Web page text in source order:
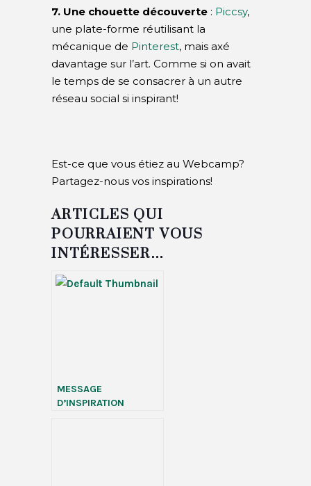
7. Une chouette découverte : Piccsy,
une plate-forme réutilisant la
mécanique de Pinterest, mais axé
davantage sur l’art. Comme si on avait
le temps de se consacrer à un autre
réseau social si inspirant!
Est-ce que vous étiez au Webcamp?
Partagez-nous vos inspirations!
ARTICLES QUI
POURRAIENT VOUS
INTÉRESSER…
MESSAGE
D’INSPIRATION